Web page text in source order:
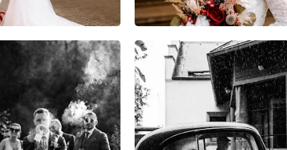
1 0 13 2